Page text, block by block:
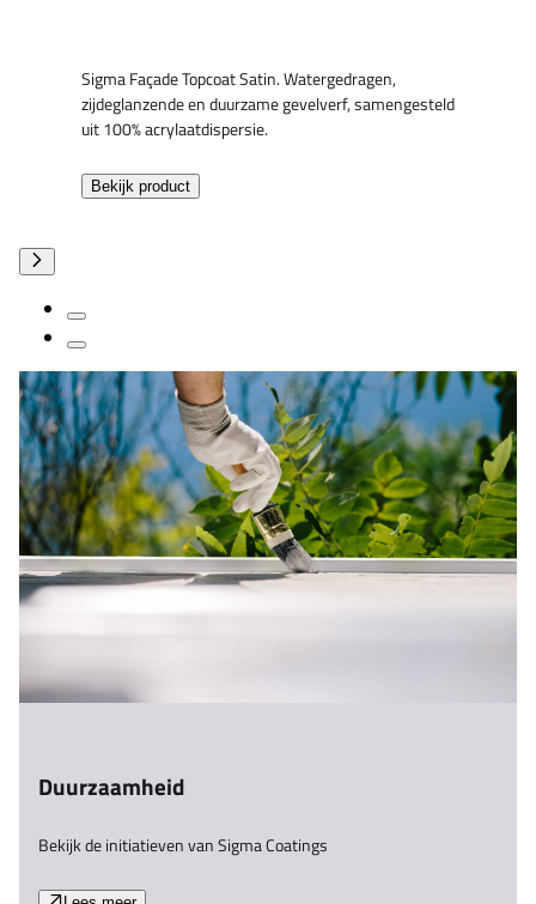
Sigma Façade Topcoat Satin. Watergedragen,
zijdeglanzende en duurzame gevelverf, samengesteld
uit 100% acrylaatdispersie.
Bekijk product
Duurzaamheid
Bekijk de initiatieven van Sigma Coatings